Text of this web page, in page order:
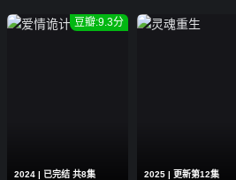
2024 | 已完结 共8集
豆瓣:9.3分
2025 | 更新第12集